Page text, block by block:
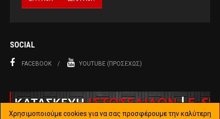
SOCIAL
FACEBOOK YOUTUBE (ΠΡΟΣΕΧΏΣ)
Χρησιμοποιούμε cookies για να σας προσφέρουμε την καλύτερη